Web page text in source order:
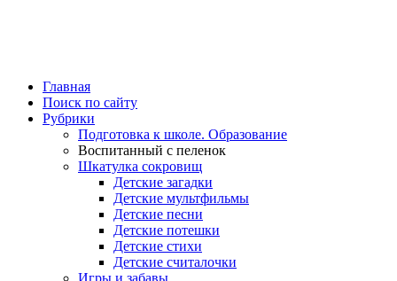
Главная
Поиск по сайту
Рубрики
Подготовка к школе. Образование
Воспитанный с пеленок
Шкатулка сокровищ
Детские загадки
Детские мультфильмы
Детские песни
Детские потешки
Детские стихи
Детские считалочки
Игры и забавы